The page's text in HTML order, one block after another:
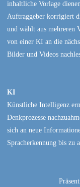
inhaltliche Vorlage
Auftraggeber korrigiert
und wählt aus mehreren
von einer KI an die
Bilder und Videos
KI
Künstliche Intelligenz
Denkprozesse
sich an neue
Spracherkennung bis zu